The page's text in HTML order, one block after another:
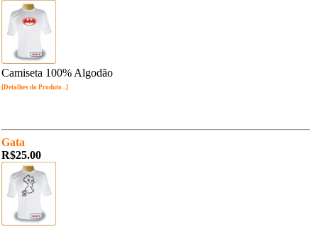
Camiseta 100% Algodão
[Detalhes do Produto...]
Gata
R$25.00